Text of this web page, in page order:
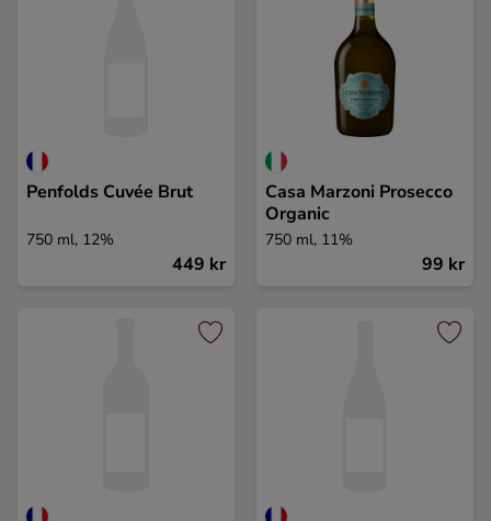
Penfolds Cuvée Brut
750 ml, 12%
449 kr
Casa Marzoni Prosecco
Organic
750 ml, 11%
99 kr